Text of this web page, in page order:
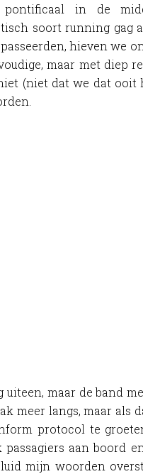
pontificaal in de
soort running gag
hieven we
maar met diep
(niet dat we dat ooit
uiteen, maar de band
meer langs, maar als
protocol te
passagiers aan boord
mijn woorden